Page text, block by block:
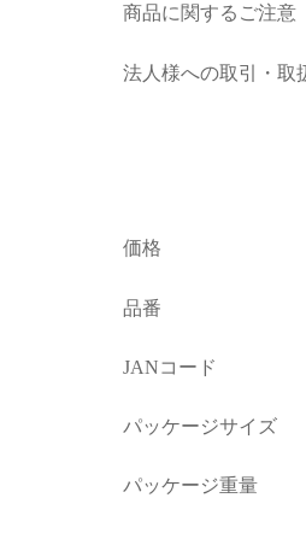
商品に関するご注意
法人様への取引・取
価格
品番
JANコード
パッケージサイズ
パッケージ重量